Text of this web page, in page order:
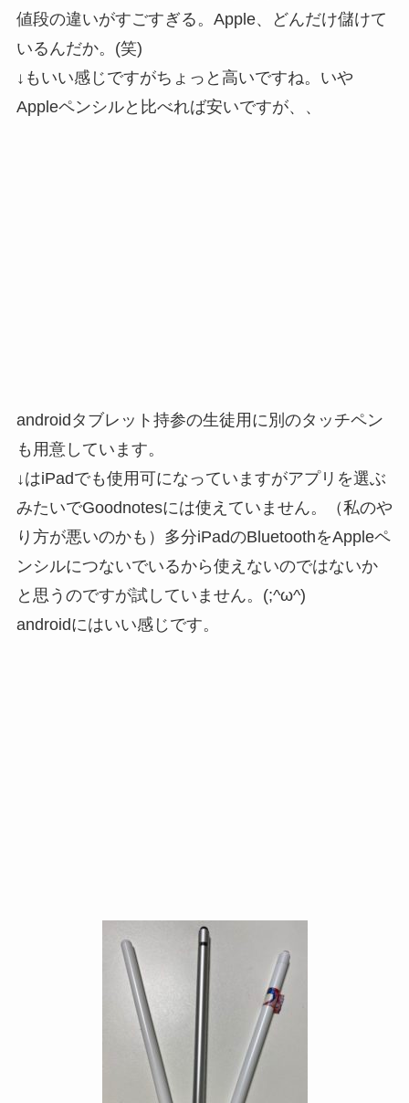
値段の違いがすごすぎる。Apple、どんだけ儲けて
いるんだか。(笑)
↓もいい感じですがちょっと高いですね。いや
Appleペンシルと比べれば安いですが、、
androidタブレット持参の生徒用に別のタッチペン
も用意しています。
↓はiPadでも使用可になっていますがアプリを選ぶ
みたいでGoodnotesには使えていません。（私のや
り方が悪いのかも）多分iPadのBluetoothをAppleペ
ンシルにつないでいるから使えないのではないか
と思うのですが試していません。(;^ω^)
androidにはいい感じです。